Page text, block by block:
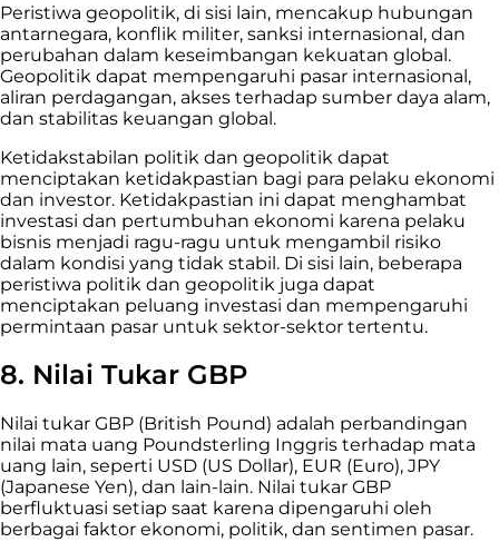
Peristiwa geopolitik, di sisi lain, mencakup hubungan
antarnegara, konflik militer, sanksi internasional, dan
perubahan dalam keseimbangan kekuatan global.
Geopolitik dapat mempengaruhi pasar internasional,
aliran perdagangan, akses terhadap sumber daya alam,
dan stabilitas keuangan global.
Ketidakstabilan politik dan geopolitik dapat
menciptakan ketidakpastian bagi para pelaku ekonomi
dan investor. Ketidakpastian ini dapat menghambat
investasi dan pertumbuhan ekonomi karena pelaku
bisnis menjadi ragu-ragu untuk mengambil risiko
dalam kondisi yang tidak stabil. Di sisi lain, beberapa
peristiwa politik dan geopolitik juga dapat
menciptakan peluang investasi dan mempengaruhi
permintaan pasar untuk sektor-sektor tertentu.
8. Nilai Tukar GBP
Nilai tukar GBP (British Pound) adalah perbandingan
nilai mata uang Poundsterling Inggris terhadap mata
uang lain, seperti USD (US Dollar), EUR (Euro), JPY
(Japanese Yen), dan lain-lain. Nilai tukar GBP
berfluktuasi setiap saat karena dipengaruhi oleh
berbagai faktor ekonomi, politik, dan sentimen pasar.